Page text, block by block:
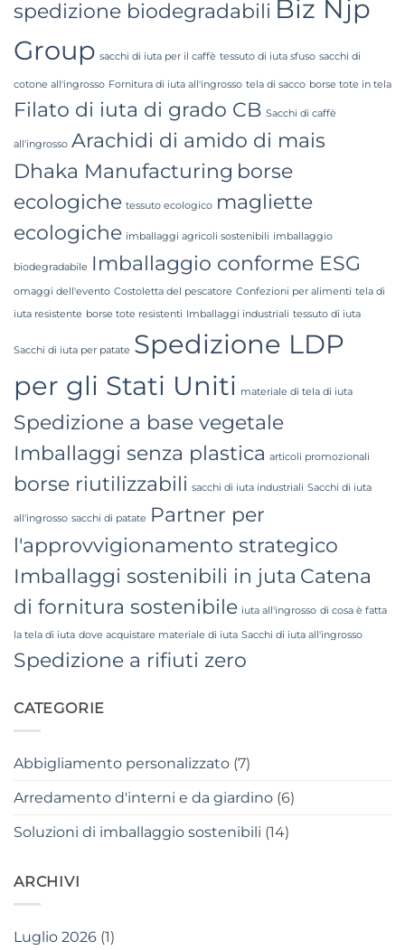
spedizione biodegradabili Biz Njp
Group sacchi di iuta per il caffè tessuto di iuta sfuso sacchi di
cotone all'ingrosso Fornitura di iuta all'ingrosso tela di sacco borse tote in tela
Filato di iuta di grado CB Sacchi di caffè
all'ingrosso Arachidi di amido di mais
Dhaka Manufacturing borse
ecologiche tessuto ecologico magliette
ecologiche imballaggi agricoli sostenibili imballaggio
biodegradabile Imballaggio conforme ESG
omaggi dell'evento Costoletta del pescatore Confezioni per alimenti tela di
iuta resistente borse tote resistenti Imballaggi industriali tessuto di iuta
Sacchi di iuta per patate Spedizione LDP
per gli Stati Uniti materiale di tela di iuta
Spedizione a base vegetale
Imballaggi senza plastica articoli promozionali
borse riutilizzabili sacchi di iuta industriali Sacchi di iuta
all'ingrosso sacchi di patate Partner per
l'approvvigionamento strategico
Imballaggi sostenibili in juta Catena
di fornitura sostenibile iuta all'ingrosso di cosa è fatta
la tela di iuta dove acquistare materiale di iuta Sacchi di iuta all'ingrosso
Spedizione a rifiuti zero
CATEGORIE
Abbigliamento personalizzato (7)
Arredamento d'interni e da giardino (6)
Soluzioni di imballaggio sostenibili (14)
ARCHIVI
Luglio 2026 (1)